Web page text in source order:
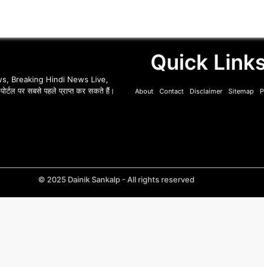
Breaking Hindi News Live,
पर सबसे पहले प्राप्त कर सकते हैं।
Quick
About Contact Disclaimer Sitemap
© 2025 Dainik Sankalp - All rights reserved